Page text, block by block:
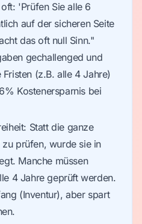
'Prüfen Sie alle 6
auf der sicheren Seite
das oft null Sinn."
gechallenged und
(z.B. alle 4 Jahre)
Kostenersparnis bei
Statt die ganze
prüfen, wurde sie in
Manche müssen
4 Jahre geprüft werden.
(Inventur), aber spart